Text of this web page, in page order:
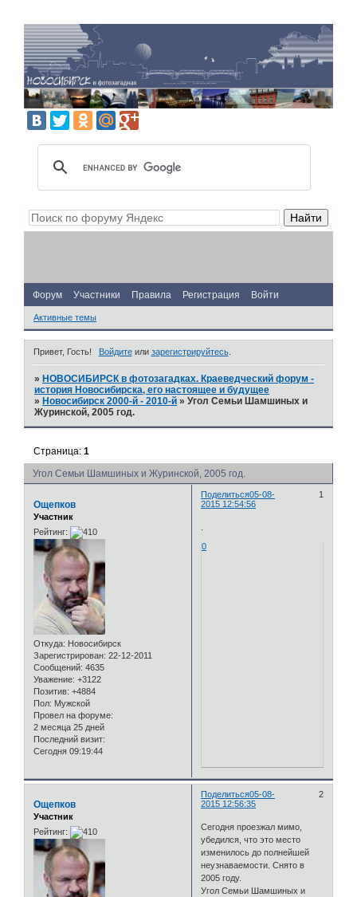
Форум Участники Правила Регистрация Войти
Активные темы
Привет, Гость! Войдитеили зарегистрируйтесь.
» НОВОСИБИРСК в фотозагадках. Краеведческий форум -
история Новосибирска, его настоящее и будущее
» Новосибирск 2000-й - 2010-й »Угол Семьи Шамшиных и
Журинской, 2005 год.
Угол Семьи Шамшиных и Журинской, 2005 год.
Страница:1
Поделиться 1
05-08-
2015 12:54:56
Ощепков
Участник
Рейтинг:
Откуда: Новосибирск
Зарегистрирован: 22-12-2011
Сообщений: 4635
Уважение: +3122
Позитив: +4884
Пол: Мужской
Провел на форуме:
2 месяца 25 дней
Последний визит:
Сегодня 09:19:44
0
Поделиться 2
05-08-
2015 12:56:35
Ощепков
Участник
Рейтинг:
Сегодня проезжал мимо,
убедился, что это место
изменилось до полнейшей
неузнаваемости. Снято в
2005 году.
Угол Семьи Шамшиных и